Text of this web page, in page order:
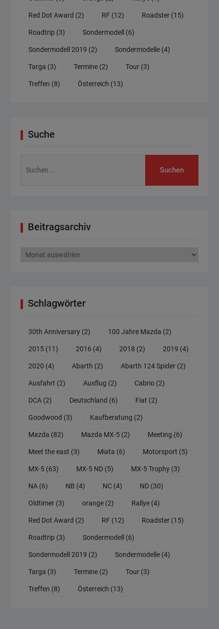
Red Dot Award (2) RF(12) Roadster(15)
Roadtrip (3) Sondermodell(6)
Sondermodell 2019 (2) Sondermodelle(4)
Targa (3) Termine(2) Tour(3)
Treffen (8) Österreich (13)
Suche
nach:
Beitragsarchiv
Beitragsarchiv
Schlagwörter
30th Anniversary(2) 100 Jahre Mazda (2)
2015(11) 2016 (4) 2018 (2) 2019 (4)
2020 (4) Abarth (2) Abarth 124 Spider(2)
Ausfahrt (2) Ausflug (2) Cabrio(2)
DCA(2) Deutschland (6) Fiat (2)
Goodwood (3) Kaufberatung (2)
Mazda (82) Mazda MX-5(2) Meeting (6)
Meet the east (3) Miata (6) Motorsport (5)
MX-5(63) MX-5 ND(5) MX-5 Trophy(3)
NA(6) NB (4) NC(4) ND(30)
Oldtimer(3) orange(2) Rallye(4)
Red Dot Award (2) RF(12) Roadster(15)
Roadtrip (3) Sondermodell(6)
Sondermodell 2019 (2) Sondermodelle(4)
Targa (3) Termine(2) Tour(3)
Treffen (8) Österreich (13)